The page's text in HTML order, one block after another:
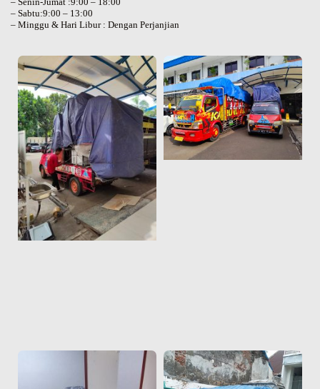
– Sabtu:9:00 – 13:00
– Minggu & Hari Libur : Dengan Perjanjian